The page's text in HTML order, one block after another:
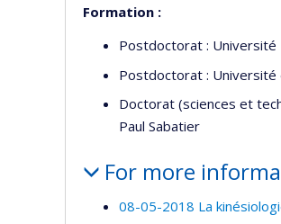
Formation :
Postdoctorat : Université
Postdoctorat : Université
Doctorat (sciences et
Paul Sabatier
For more
08-05-2018 La